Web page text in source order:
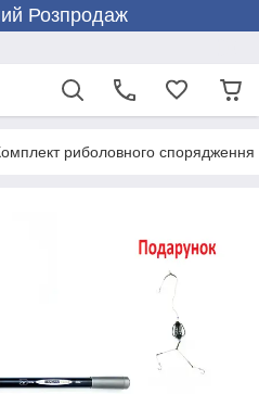
Розпродаж
риболовного спорядження